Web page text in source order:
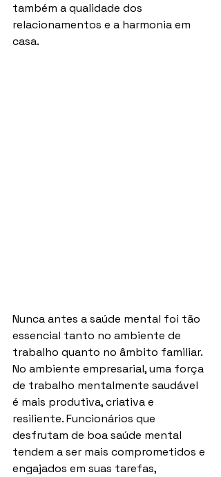
também a qualidade dos
relacionamentos e a harmonia em
casa.
Nunca antes a saúde mental foi tão
essencial tanto no ambiente de
trabalho quanto no âmbito familiar.
No ambiente empresarial, uma força
de trabalho mentalmente saudável
é mais produtiva, criativa e
resiliente. Funcionários que
desfrutam de boa saúde mental
tendem a ser mais comprometidos e
engajados em suas tarefas,